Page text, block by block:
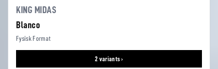
KING MIDAS
Blanco
Fysisk Format
2 variants ›